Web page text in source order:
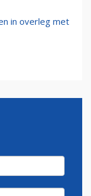
in overleg met